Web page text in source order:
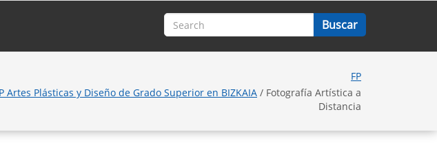
FP
Artes Plásticas y Diseño de Grado Superior en BIZKAIA / Fotografía Artística a
Distancia